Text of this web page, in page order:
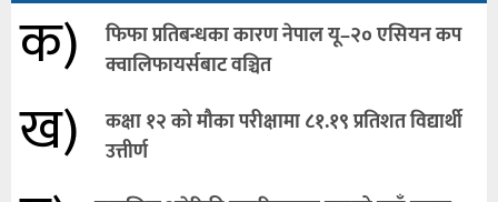
क)
फिफा प्रतिबन्धका कारण नेपाल यू–२० एसियन कप
क्वालिफायर्सबाट वञ्चित
ख)
कक्षा १२ को मौका परीक्षामा ८१.१९ प्रतिशत विद्यार्थी
उत्तीर्ण